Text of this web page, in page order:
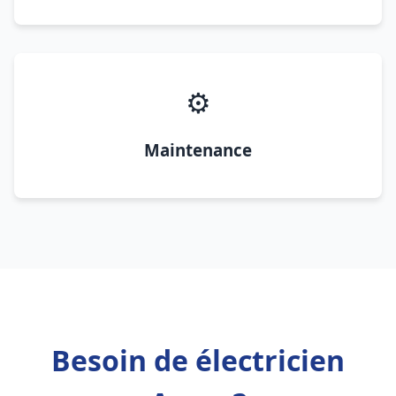
⚙️
Maintenance
Besoin de électricien